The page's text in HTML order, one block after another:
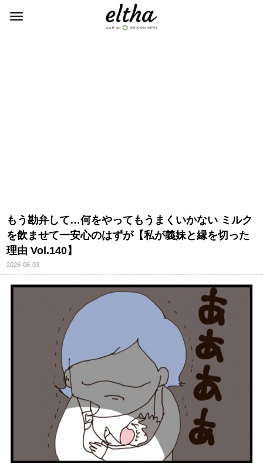
もう勘弁して…何をやってもうまくいかない ミルク
を飲ませて一安心のはずが【私が義妹と縁を切った
理由 Vol.140】
2026-06-03